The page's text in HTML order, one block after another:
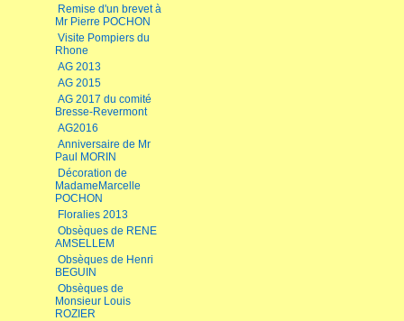
Remise d'un brevet à
Mr Pierre POCHON
Visite Pompiers du
Rhone
AG 2013
AG 2015
AG 2017 du comité
Bresse-Revermont
AG2016
Anniversaire de Mr
Paul MORIN
Décoration de
MadameMarcelle
POCHON
Floralies 2013
Obsèques de RENE
AMSELLEM
Obsèques de Henri
BEGUIN
Obsèques de
Monsieur Louis
ROZIER